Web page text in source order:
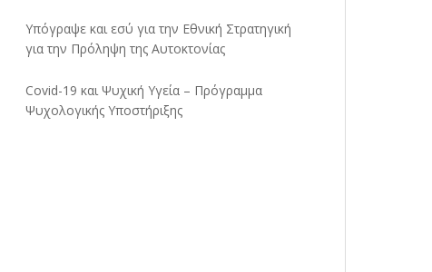
Υπόγραψε και εσύ για την Εθνική Στρατηγική
για την Πρόληψη της Αυτοκτονίας
Covid-19 και Ψυχική Υγεία – Πρόγραμμα
Ψυχολογικής Υποστήριξης